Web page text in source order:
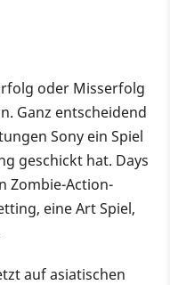
oder Misserfolg
Ganz entscheidend
Sony ein Spiel
geschickt hat. Days
Zombie-Action-
eine Art Spiel,
auf asiatischen